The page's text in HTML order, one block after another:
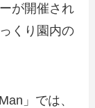
が開催され
くり園内の
」では、